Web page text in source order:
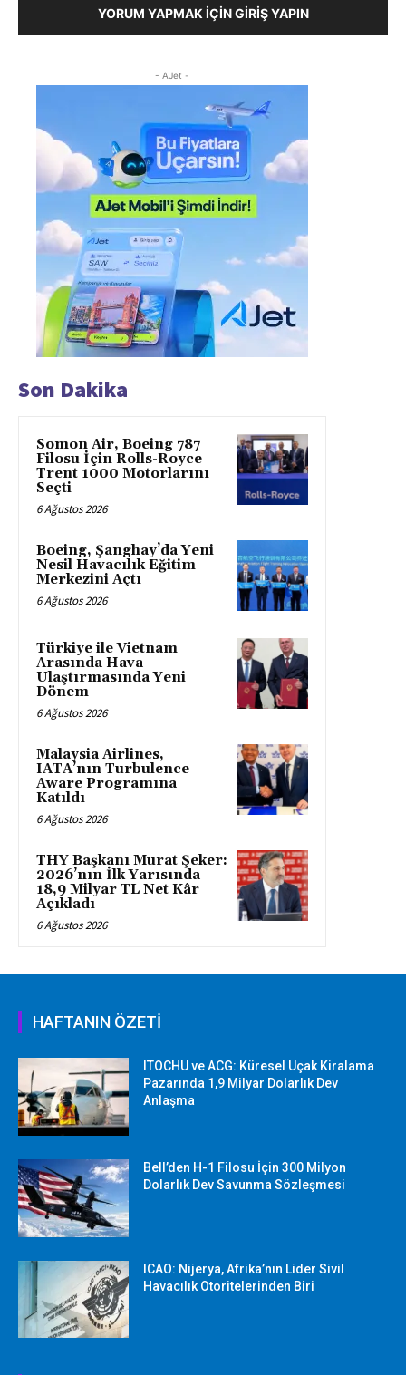
YORUM YAPMAK İÇIN GIRIŞ YAPIN
- AJet -
Son Dakika
Somon Air, Boeing 787
Filosu İçin Rolls-Royce
Trent 1000 Motorlarını
Seçti
6 Ağustos 2026
Boeing, Şanghay’da Yeni
Nesil Havacılık Eğitim
Merkezini Açtı
6 Ağustos 2026
Türkiye ile Vietnam
Arasında Hava
Ulaştırmasında Yeni
Dönem
6 Ağustos 2026
Malaysia Airlines,
IATA’nın Turbulence
Aware Programına
Katıldı
6 Ağustos 2026
THY Başkanı Murat Şeker:
2026’nın İlk Yarısında
18,9 Milyar TL Net Kâr
Açıkladı
6 Ağustos 2026
HAFTANIN ÖZETİ
ITOCHU ve ACG: Küresel Uçak Kiralama
Pazarında 1,9 Milyar Dolarlık Dev
Anlaşma
Bell’den H-1 Filosu İçin 300 Milyon
Dolarlık Dev Savunma Sözleşmesi
ICAO: Nijerya, Afrika’nın Lider Sivil
Havacılık Otoritelerinden Biri